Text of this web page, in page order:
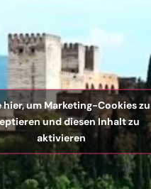
hier, um Marketing-Cookies zu
und diesen Inhalt zu
aktivieren